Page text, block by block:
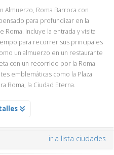
conoce la historia y la vida
la limitada disponibilidad,
con antelación.
LAS MAS BELLAS PLAZAS Y
y Borromini, la gran Roma
y obeliscos. Aquella Roma que
Almuerzo, Roma Barroca con
para profundizar en la
Roma. Incluye la entrada y visita
para recorrer sus principales
un almuerzo en un restaurante
con un recorrido por la Roma
emblemáticas como la Plaza
Roma, la Ciudad Eterna.
DE ROMA
ir a lista ciudades